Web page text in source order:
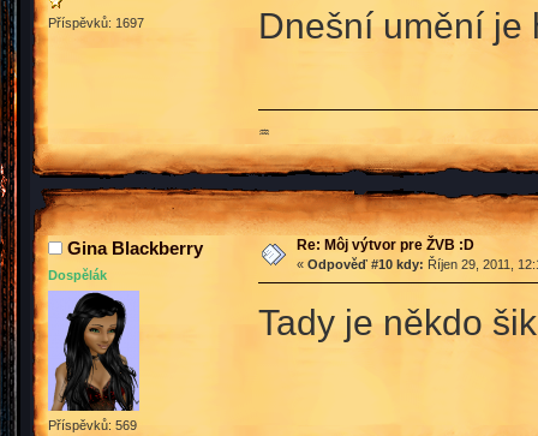
Příspěvků: 1697 Dnešní umění
♒
Gina Blackberry
Dospělák
Příspěvků: 569
Re: Môj výtvor pre ŽVB :D
« Odpověď #10 kdy: Říjen 29, 2011,
Tady je někdo